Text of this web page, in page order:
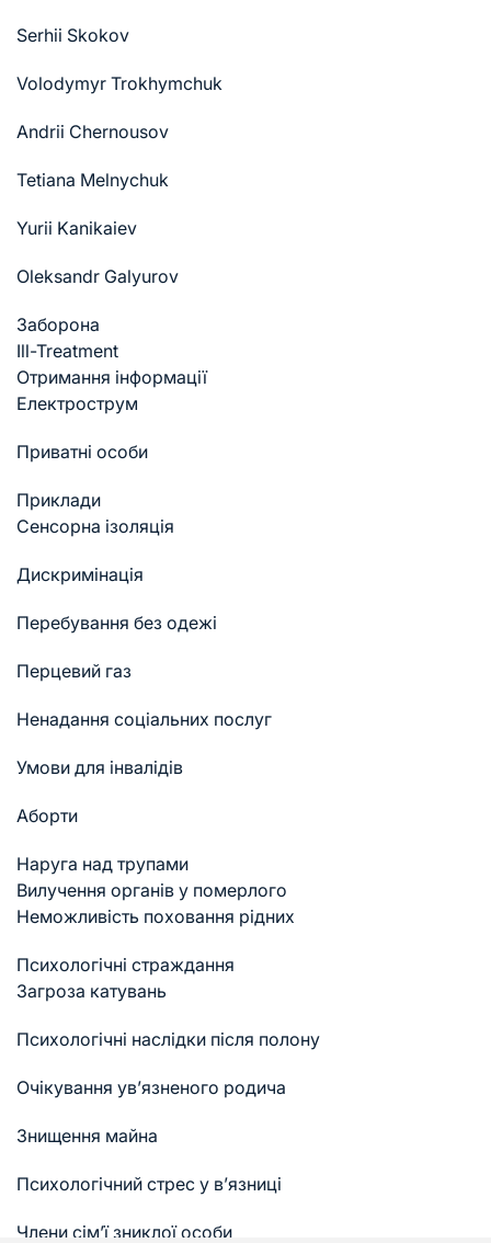
Serhii Skokov
Volodymyr Trokhymchuk
Andrii Chernousov
Tetiana Melnychuk
Yurii Kanikaiev
Oleksandr Galyurov
Заборона
Ill-Treatment
Отримання інформації
Електрострум
Приватні особи
Приклади
Cенсорна ізоляція
Дискримінація
Перебування без одежі
Перцевий газ
Ненадання соціальних послуг
Умови для інвалідів
Аборти
Наруга над трупами
Вилучення органів у померлого
Неможливість поховання рідних
Психологічні страждання
Загроза катувань
Психологічні наслідки після полону
Очікування ув’язненого родича
Знищення майна
Психологічний стрес у в’язниці
Члени сім’ї зниклої особи